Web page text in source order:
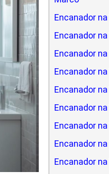
Encanador
Encanador
Encanador
Encanador
Encanador
Encanador
Encanador
Encanador
Encanador